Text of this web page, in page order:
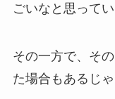
ごいなと思ってい
その一方で、そ
た場合もあるじゃ